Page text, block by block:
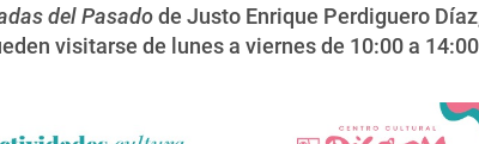
del Pasadode Justo Enrique Perdiguero
visitarse de lunes a viernes de 10:00 a